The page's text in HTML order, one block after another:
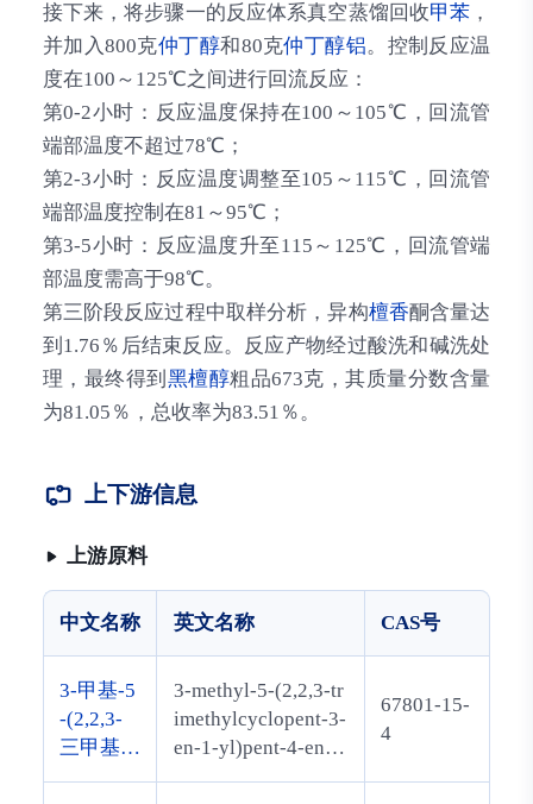
接下来，将步骤一的反应体系真空蒸馏回收甲苯 ，
并加入800克仲丁醇和80克仲丁醇铝。控制反应温
度在100～125℃之间进行回流反应：
第0-2小时：反应温度保持在100～105℃，回流管
端部温度不超过78℃；
第2-3小时：反应温度调整至105～115℃，回流管
端部温度控制在81～95℃；
第3-5小时：反应温度升至115～125℃，回流管端
部温度需高于98℃。
第三阶段反应过程中取样分析，异构檀香酮含量达
到1.76％后结束反应。反应产物经过酸洗和碱洗处
理，最终得到 黑檀醇粗品673克，其质量分数含量
为81.05％，总收率为83.51％。
上下游信息
上游原料
中文名称 英文名称 CAS号
3-甲基-5
-(2,2,3-
三甲基-3
3-methyl-5-(2,2,3-tr
imethylcyclopent-3-
en-1-yl)pent-4-en-2
67801-15-
4